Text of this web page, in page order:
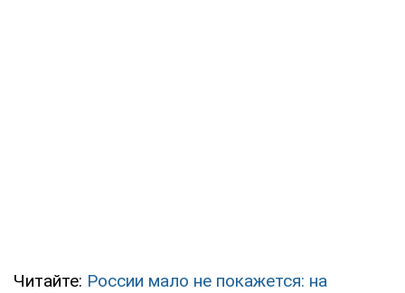
Читайте: России мало не покажется: на